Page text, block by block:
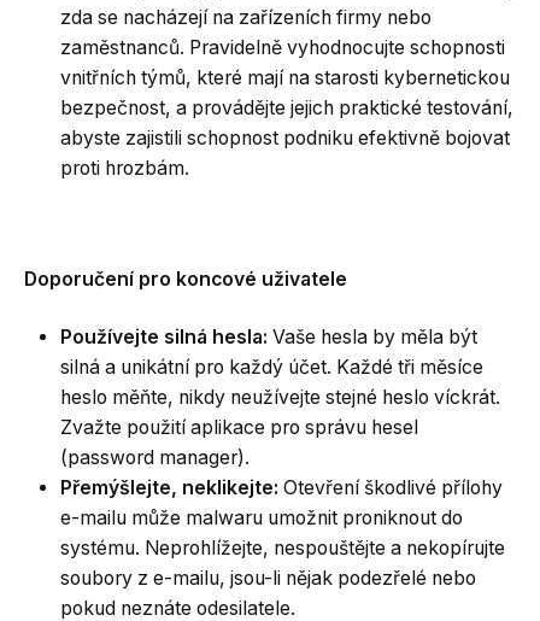
zda se nacházejí na zařízeních firmy nebo
zaměstnanců. Pravidelně vyhodnocujte schopnosti
vnitřních týmů, které mají na starosti kybernetickou
bezpečnost, a provádějte jejich praktické testování,
abyste zajistili schopnost podniku efektivně bojovat
proti hrozbám.
Doporučení pro koncové uživatele
Používejte silná hesla: Vaše hesla by měla být
silná a unikátní pro každý účet. Každé tři měsíce
heslo měňte, nikdy neužívejte stejné heslo víckrát.
Zvažte použití aplikace pro správu hesel
(password manager).
Přemýšlejte, neklikejte: Otevření škodlivé přílohy
e-mailu může malwaru umožnit proniknout do
systému. Neprohlížejte, nespouštějte a nekopírujte
soubory z e-mailu, jsou-li nějak podezřelé nebo
pokud neznáte odesilatele.